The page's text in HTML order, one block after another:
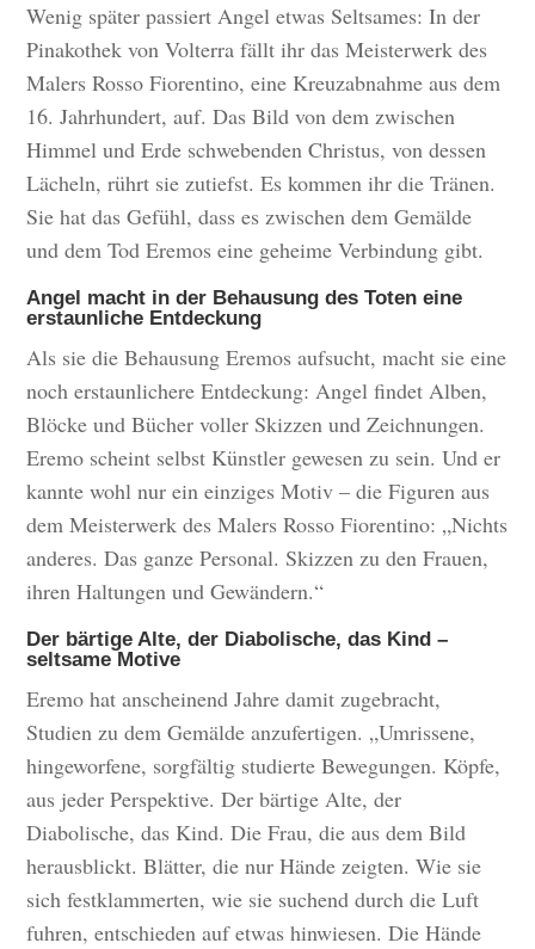
Wenig später passiert Angel etwas Seltsames: In der
Pinakothek von Volterra fällt ihr das Meisterwerk des
Malers Rosso Fiorentino, eine Kreuzabnahme aus dem
16. Jahrhundert, auf. Das Bild von dem zwischen
Himmel und Erde schwebenden Christus, von dessen
Lächeln, rührt sie zutiefst. Es kommen ihr die Tränen.
Sie hat das Gefühl, dass es zwischen dem Gemälde
und dem Tod Eremos eine geheime Verbindung gibt.
Angel macht in der Behausung des Toten eine
erstaunliche Entdeckung
Als sie die Behausung Eremos aufsucht, macht sie eine
noch erstaunlichere Entdeckung: Angel findet Alben,
Blöcke und Bücher voller Skizzen und Zeichnungen.
Eremo scheint selbst Künstler gewesen zu sein. Und er
kannte wohl nur ein einziges Motiv – die Figuren aus
dem Meisterwerk des Malers Rosso Fiorentino: „Nichts
anderes. Das ganze Personal. Skizzen zu den Frauen,
ihren Haltungen und Gewändern.“
Der bärtige Alte, der Diabolische, das Kind –
seltsame Motive
Eremo hat anscheinend Jahre damit zugebracht,
Studien zu dem Gemälde anzufertigen. „Umrissene,
hingeworfene, sorgfältig studierte Bewegungen. Köpfe,
aus jeder Perspektive. Der bärtige Alte, der
Diabolische, das Kind. Die Frau, die aus dem Bild
herausblickt. Blätter, die nur Hände zeigten. Wie sie
sich festklammerten, wie sie suchend durch die Luft
fuhren, entschieden auf etwas hinwiesen. Die Hände